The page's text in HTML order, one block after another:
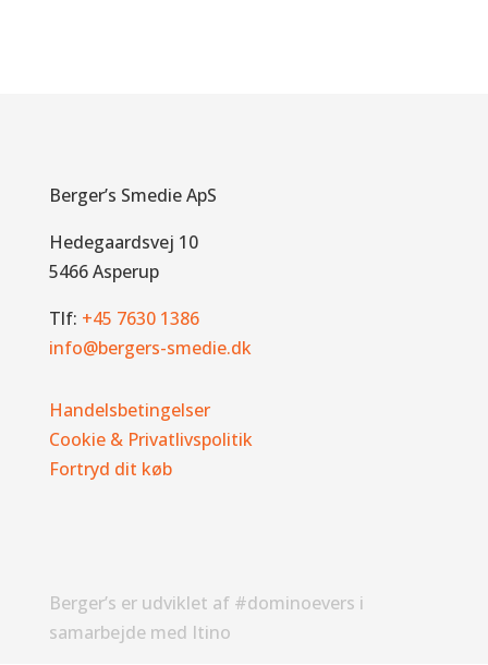
Berger’s Smedie ApS
Hedegaardsvej 10
5466 Asperup
Tlf: +45 7630 1386
info@bergers-smedie.dk
Handelsbetingelser
Cookie & Privatlivspolitik
Fortryd dit køb
Berger’s er udviklet af #dominoevers i
samarbejde med Itino